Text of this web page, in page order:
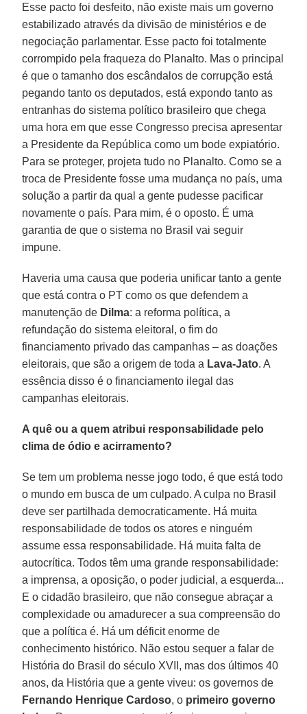
Esse pacto foi desfeito, não existe mais um governo
estabilizado através da divisão de ministérios e de
negociação parlamentar. Esse pacto foi totalmente
corrompido pela fraqueza do Planalto. Mas o principal
é que o tamanho dos escândalos de corrupção está
pegando tanto os deputados, está expondo tanto as
entranhas do sistema político brasileiro que chega
uma hora em que esse Congresso precisa apresentar
a Presidente da República como um bode expiatório.
Para se proteger, projeta tudo no Planalto. Como se a
troca de Presidente fosse uma mudança no país, uma
solução a partir da qual a gente pudesse pacificar
novamente o país. Para mim, é o oposto. É uma
garantia de que o sistema no Brasil vai seguir
impune.
Haveria uma causa que poderia unificar tanto a gente
que está contra o PT como os que defendem a
manutenção de Dilma: a reforma política, a
refundação do sistema eleitoral, o fim do
financiamento privado das campanhas – as doações
eleitorais, que são a origem de toda a Lava-Jato. A
essência disso é o financiamento ilegal das
campanhas eleitorais.
A quê ou a quem atribui responsabilidade pelo
clima de ódio e acirramento?
Se tem um problema nesse jogo todo, é que está todo
o mundo em busca de um culpado. A culpa no Brasil
deve ser partilhada democraticamente. Há muita
responsabilidade de todos os atores e ninguém
assume essa responsabilidade. Há muita falta de
autocrítica. Todos têm uma grande responsabilidade:
a imprensa, a oposição, o poder judicial, a esquerda...
E o cidadão brasileiro, que não consegue abraçar a
complexidade ou amadurecer a sua compreensão do
que a política é. Há um déficit enorme de
conhecimento histórico. Não estou sequer a falar de
História do Brasil do século XVII, mas dos últimos 40
anos, da História que a gente viveu: os governos de
Fernando Henrique Cardoso, o primeiro governo